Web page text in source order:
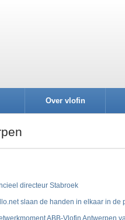
Over vlofin
directeur Stabroek
slaan de handen in elkaar in de
ABB-Vlofin Antwerpen